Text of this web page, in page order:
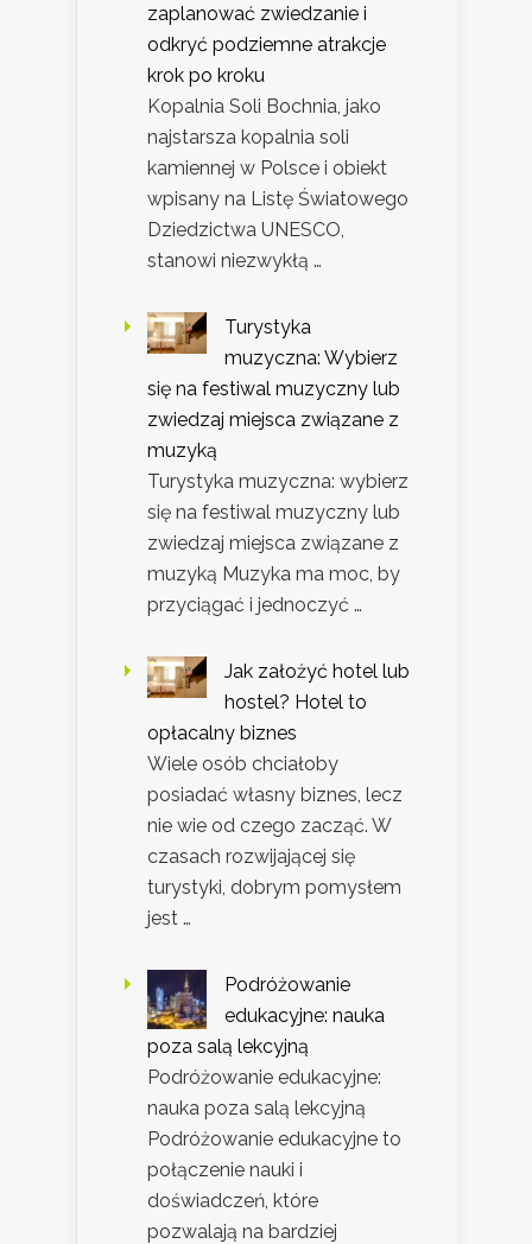
zaplanować zwiedzanie i
odkryć podziemne atrakcje
krok po kroku
Kopalnia Soli Bochnia, jako
najstarsza kopalnia soli
kamiennej w Polsce i obiekt
wpisany na Listę Światowego
Dziedzictwa UNESCO,
stanowi niezwykłą …
Turystyka
muzyczna: Wybierz
się na festiwal muzyczny lub
zwiedzaj miejsca związane z
muzyką
Turystyka muzyczna: wybierz
się na festiwal muzyczny lub
zwiedzaj miejsca związane z
muzyką Muzyka ma moc, by
przyciągać i jednoczyć …
Jak założyć hotel lub
hostel? Hotel to
opłacalny biznes
Wiele osób chciałoby
posiadać własny biznes, lecz
nie wie od czego zacząć. W
czasach rozwijającej się
turystyki, dobrym pomysłem
jest …
Podróżowanie
edukacyjne: nauka
poza salą lekcyjną
Podróżowanie edukacyjne:
nauka poza salą lekcyjną
Podróżowanie edukacyjne to
połączenie nauki i
doświadczeń, które
pozwalają na bardziej